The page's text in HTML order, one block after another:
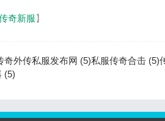
奇新服】
奇外传私服发布网 (5)私服传奇合击 (5)
(5)